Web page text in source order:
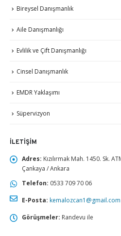
Bireysel Danışmanlık
Aile Danışmanlığı
Evlilik ve Çift Danışmanlığı
Cinsel Danışmanlık
EMDR Yaklaşımı
Süpervizyon
İLETIŞIM
Adres: Kızılırmak Mah. 1450. Sk.
Çankaya / Ankara
Telefon: 0533 709 70 06
E-Posta: kemalozcan1@gmail.com
Görüşmeler: Randevu ile